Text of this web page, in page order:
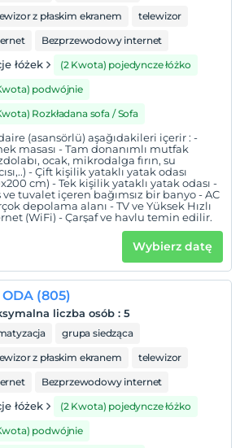
z płaskim ekranem
telewizor
Bezprzewodowy internet
łóżek
(2 Kwota) pojedyncze łóżko
podwójnie
Rozkładana sofa / Sofa
(asansörlü) aşağıdakileri içerir : -
masası - Tam donanımlı mutfak
ocak, mikrodalga fırın, su
- Çift kişilik yataklı yatak odası
cm) - Tek kişilik yataklı yatak odası -
ve tuvalet içeren bağımsız bir banyo - AC
depolama alanı - TV ve Yüksek Hızlı
(WiFi) - Çarşaf ve havlu temin edilir.
Wybierz datę
ODA (805)
liczba osób : 5
grupa siedząca
z płaskim ekranem
telewizor
Bezprzewodowy internet
łóżek
(2 Kwota) pojedyncze łóżko
podwójnie